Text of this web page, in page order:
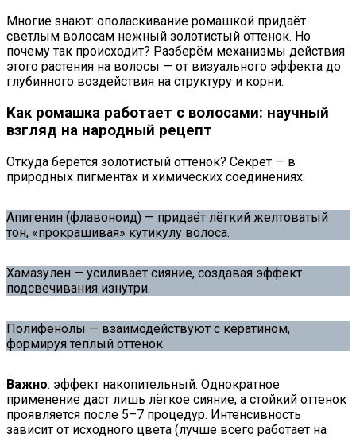
Многие знают: ополаскивание ромашкой придаёт
светлым волосам нежный золотистый оттенок. Но
почему так происходит? Разберём механизмы действия
этого растения на волосы — от визуального эффекта до
глубинного воздействия на структуру и корни.
Как ромашка работает с волосами: научный
взгляд на народный рецепт
Откуда берётся золотистый оттенок? Секрет — в
природных пигментах и химических соединениях:
Апигенин (флавоноид) — придаёт лёгкий желтоватый
тон, «прокрашивая» кутикулу волоса.
Хамазулен — усиливает сияние, создавая эффект
подсвечивания изнутри.
Полифенолы — взаимодействуют с кератином,
формируя тёплый оттенок.
Важно: эффект накопительный. Однократное
применение даст лишь лёгкое сияние, а стойкий оттенок
проявляется после 5–7 процедур. Интенсивность
зависит от исходного цвета (лучше всего работает на